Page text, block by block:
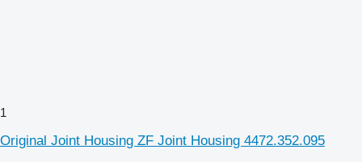
1
Original Joint Housing ZF Joint Housing 4472.352.095